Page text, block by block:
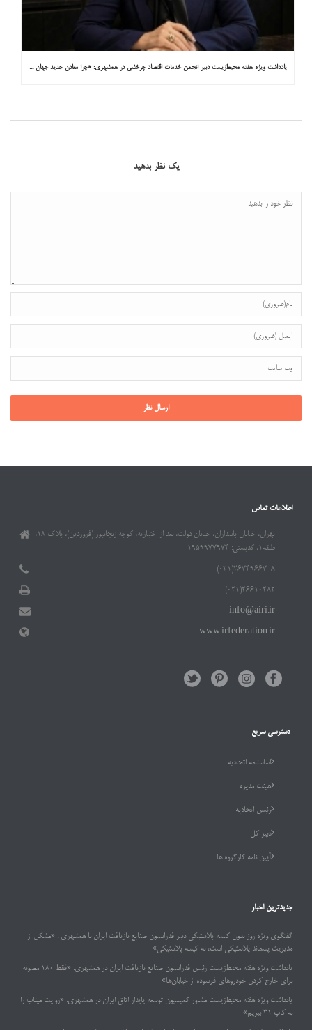
یادداشت ویژه هفته محیط‌زیست دبیر انجمن خدمات اقتصاد چرخشی در همشهری: «چرا معادن جدید جهان زیر زمین نیستند؟»
یک نظر بدهید
اطلاعات تماس
تهران، خیابان پاسداران، خیابان دولت، بعد از اختیاریه، کوچه زنجانپور (فروردین)، پلاک ۱۸،
طبقه۱، کدپستی: ۱۹۵۹۹۷۷۹۷۴
۲۶۷۴۹۶۶۷-۸(۰۲۱)
۲۶۶۱۰۲۸۲(۰۲۱)
info@airi.ir
www.irfederation.ir
دسترسی سریع
اساسنامه اتحادیه
هیئت مدیره
رئیس اتحادیه
دبیر کل
آیین نامه کارگروه ها
جدیدترین اخبار
گفتگوی ویژه روز بدون کیسه پلاستیکی دبیر فدراسیون صنایع بازیافت ایران با همشهری : «مشکل از
مدیریت پسماند پلاستیکی است، نه کیسه پلاستیکی»
یادداشت ویژه هفته محیط‌زیست رئیس فدراسیون صنایع بازیافت ایران در همشهری: «فقط ۱۸۰ مصوبه
برای خارج کردن خودروهای فرسوده از خیابان‌ها»
یادداشت ویژه هفته محیط‌زیست مشاور کمیسیون توسعه پایدار اتاق ایران در همشهری: «روایت میناب را
به کاپ ۳۱ ببریم»